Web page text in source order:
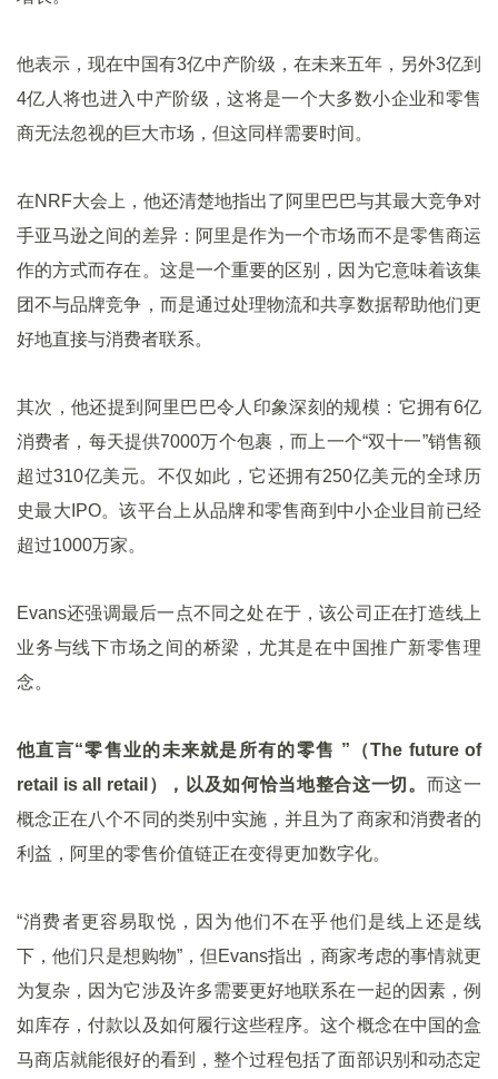
他表示，现在中国有3亿中产阶级，在未来五年，另外3亿到
4亿人将也进入中产阶级，这将是一个大多数小企业和零售
商无法忽视的巨大市场，但这同样需要时间。
在NRF大会上，他还清楚地指出了阿里巴巴与其最大竞争对
手亚马逊之间的差异：阿里是作为一个市场而不是零售商运
作的方式而存在。这是一个重要的区别，因为它意味着该集
团不与品牌竞争，而是通过处理物流和共享数据帮助他们更
好地直接与消费者联系。
其次，他还提到阿里巴巴令人印象深刻的规模：它拥有6亿
消费者，每天提供7000万个包裹，而上一个“双十一”销售额
超过310亿美元。不仅如此，它还拥有250亿美元的全球历
史最大IPO。该平台上从品牌和零售商到中小企业目前已经
超过1000万家。
Evans还强调最后一点不同之处在于，该公司正在打造线上
业务与线下市场之间的桥梁，尤其是在中国推广新零售理
念。
他直言“零售业的未来就是所有的零售 ”（The future of
retail is all retail），以及如何恰当地整合这一切。 而这一
概念正在八个不同的类别中实施，并且为了商家和消费者的
利益，阿里的零售价值链正在变得更加数字化。
“消费者更容易取悦，因为他们不在乎他们是线上还是线
下，他们只是想购物”，但Evans指出，商家考虑的事情就更
为复杂，因为它涉及许多需要更好地联系在一起的因素，例
如库存，付款以及如何履行这些程序。这个概念在中国的盒
马商店就能很好的看到，整个过程包括了面部识别和动态定